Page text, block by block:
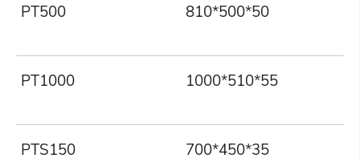
PT500 810*500*50
PT1000 1000*510*55
PTS150 700*450*35